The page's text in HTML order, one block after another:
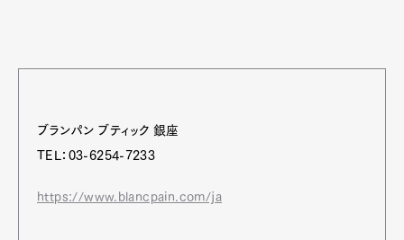
ブランパン ブティック 銀座
TEL：03-6254-7233
https://www.blancpain.com/ja